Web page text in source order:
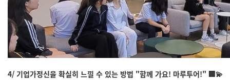
4/ 기업가정신을 확실히 느낄 수 있는 방법 "함께 가요! 마루투어!" 🏢💫